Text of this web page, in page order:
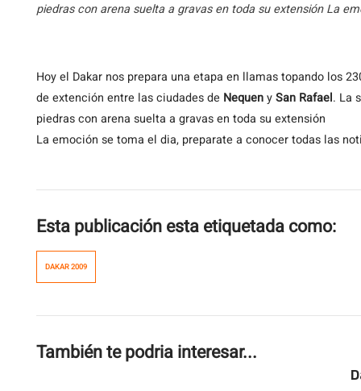
piedras con arena suelta a gravas en toda su extensión La
Hoyel Dakar nos prepara una etapa en llamas topando los
de extención entre las ciudades de NequenySan Rafael. La
piedras con arena suelta a gravas en toda su extensión
La emoción se toma el dia, preparate a conocer todas las
Esta publicación esta etiquetada como:
DAKAR 2009
También te podria interesar...